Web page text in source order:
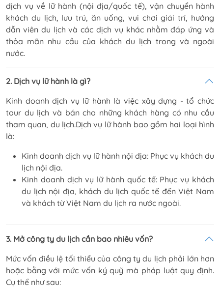
dịch vụ về lữ hành (nội địa/quốc tế), vận chuyển hành
khách du lịch, lưu trú, ăn uống, vui chơi giải trí, hướng
dẫn viên du lịch và các dịch vụ khác nhằm đáp ứng và
thỏa mãn nhu cầu của khách du lịch trong và ngoài
nước.
2. Dịch vụ lữ hành là gì?
Kinh doanh dịch vụ lữ hành là việc xây dựng - tổ chức
tour du lịch và bán cho những khách hàng có nhu cầu
tham quan, du lịch.Dịch vụ lữ hành bao gồm hai loại hình
là:
Kinh doanh dịch vụ lữ hành nội địa: Phục vụ khách du
lịch nội địa.
Kinh doanh dịch vụ lữ hành quốc tế: Phục vụ khách
du lịch nội địa, khách du lịch quốc tế đến Việt Nam
và khách từ Việt Nam du lịch ra nước ngoài.
3. Mở công ty du lịch cần bao nhiêu vốn?
Mức vốn điều lệ tối thiểu của công ty du lịch phải lớn hơn
hoặc bằng với mức vốn ký quỹ mà pháp luật quy định.
Cụ thể như sau: